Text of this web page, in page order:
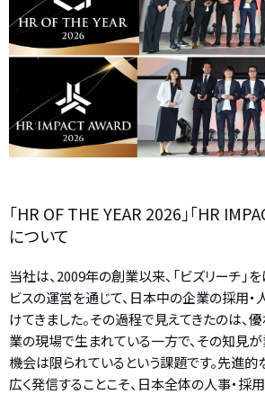
「HR OF THE YEAR 2026」「HR
について
当社は、2009年の創業以来、「ビズリーチ」
ビスの運営を通じて、日本中の企業の採用
けてきました。その過程で見えてきたのは、
業の現場で生まれている一方で、その知見
機会は限られているという課題です。先進
広く発信することこそ、日本全体の人事・採